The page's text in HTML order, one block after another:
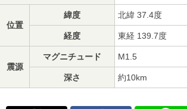
位置
緯度 北緯 37.4度
経度 東経 139.7度
震源
マグニチュード M1.5
深さ 約10km